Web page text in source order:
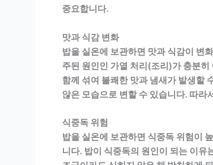
중요합니다.
맛과 식감 변화
밥을 실온에 보관하면 맛과 식감이 변
주된 원인인 가열 처리(조리)가 충분
함께 섞여 불쾌한 맛과 냄새가 발생할
않은 모습으로 변할 수 있습니다. 따라
식중독 위험
밥을 실온에 보관하면 식중독 위험이
니다. 밥이 식중독의 원인이 되는 이